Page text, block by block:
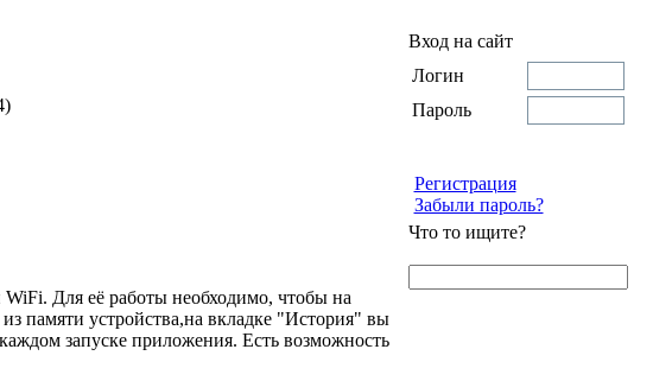
Для её работы необходимо, чтобы на
памяти устройства,на вкладке "История" вы
запуске приложения. Есть возможность
Вход на сайт
Логин
Пароль
Регистрация
Забыли пароль?
Что то ищите?